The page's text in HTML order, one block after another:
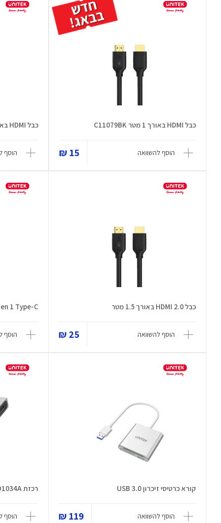
כבל HDMI באורך 1 מטר C11079BK
הוסף להשוואה 15 ₪
כבל HDMI באורך 10 מטר C11079BK
הוסף
כבל HDMI 2.0 באורך 1.5 מטר
הוסף להשוואה 25 ₪
1 Type-C
הוסף
קורא כרטיסי זיכרון USB 3.0
הוסף להשוואה 119 ₪
רכזת D1034A
הוסף